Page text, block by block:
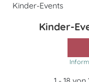
Kinder-Events
Kinder-